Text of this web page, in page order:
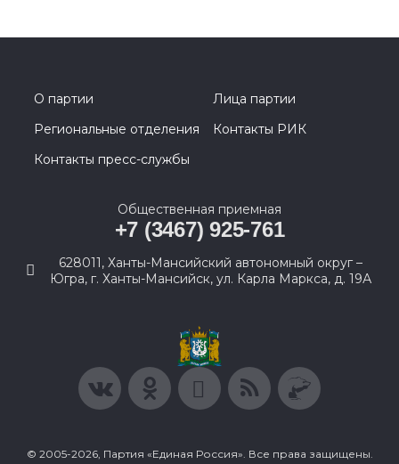
О партии
Лица партии
Региональные отделения
Контакты РИК
Контакты пресс-службы
Общественная приемная
+7 (3467) 925-761
628011, Ханты-Мансийский автономный округ –
Югра, г. Ханты-Мансийск, ул. Карла Маркса, д. 19А
© 2005-2026, Партия «Единая Россия». Все права защищены.